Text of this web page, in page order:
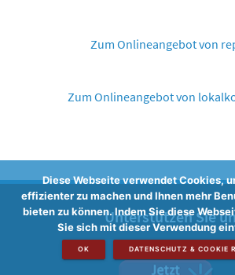
Zum Onlineangebot von
Zum Onlineangebot von
Unterstützen Sie
Diese Webseite verwendet Cookies,
effizienter zu machen und Ihnen mehr
bieten zu können. Indem Sie diese
Sie sich mit dieser Verwendung
OK DATENSCHUTZ & COOKIE